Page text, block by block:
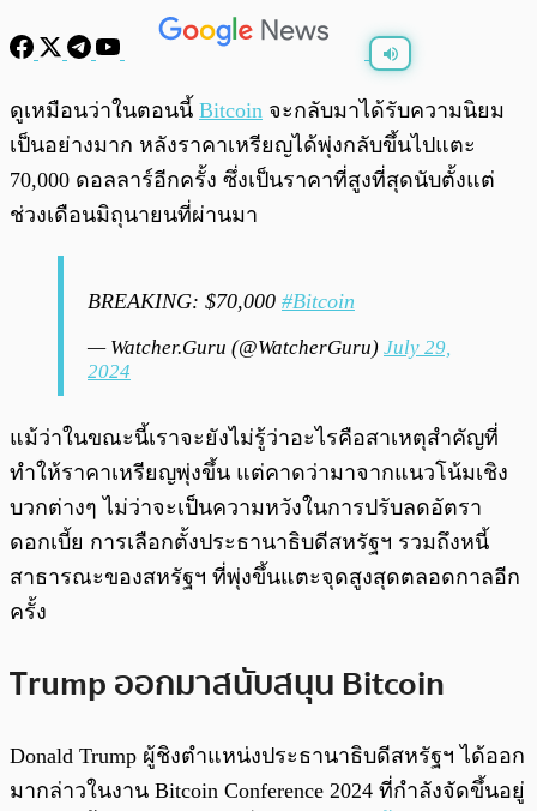
พร้อมเล่น 0:00
ดูเหมือนว่าในตอนนี้ Bitcoin จะกลับมาได้รับความนิยม
เป็นอย่างมาก หลังราคาเหรียญได้พุ่งกลับขึ้นไปแตะ
70,000 ดอลลาร์อีกครั้ง ซึ่งเป็นราคาที่สูงที่สุดนับตั้งแต่
ช่วงเดือนมิถุนายนที่ผ่านมา
BREAKING: $70,000 #Bitcoin
— Watcher.Guru (@WatcherGuru) July 29,
2024
แม้ว่าในขณะนี้เราจะยังไม่รู้ว่าอะไรคือสาเหตุสำคัญที่
ทำให้ราคาเหรียญพุ่งขึ้น แต่คาดว่ามาจากแนวโน้มเชิง
บวกต่างๆ ไม่ว่าจะเป็นความหวังในการปรับลดอัตรา
ดอกเบี้ย การเลือกตั้งประธานาธิบดีสหรัฐฯ รวมถึงหนี้
สาธารณะของสหรัฐฯ ที่พุ่งขึ้นแตะจุดสูงสุดตลอดกาลอีก
ครั้ง
Trump ออกมาสนับสนุน Bitcoin
Donald Trump ผู้ชิงตำแหน่งประธานาธิบดีสหรัฐฯ ได้ออก
มากล่าวในงาน Bitcoin Conference 2024 ที่กำลังจัดขึ้นอยู่